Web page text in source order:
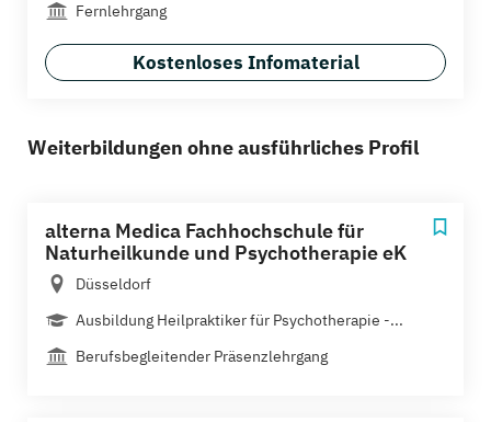
Fernlehrgang
Kostenloses Infomaterial
Weiterbildungen ohne ausführliches Profil
alterna Medica Fachhochschule für
Naturheilkunde und Psychotherapie eK
Düsseldorf
Ausbildung Heilpraktiker für Psychotherapie -...
Berufsbegleitender Präsenzlehrgang